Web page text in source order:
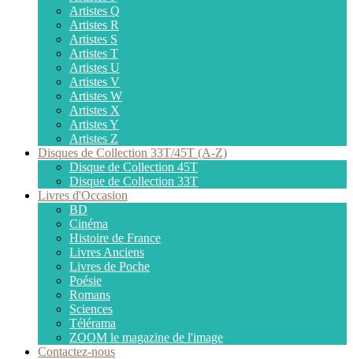
Artistes Q
Artistes R
Artistes S
Artistes T
Artistes U
Artistes V
Artistes W
Artistes X
Artistes Y
Artistes Z
Disques de Collection 33T/45T (A-Z)
Disque de Collection 45T
Disque de Collection 33T
Livres d'Occasion
BD
Cinéma
Histoire de France
Livres Anciens
Livres de Poche
Poésie
Romans
Sciences
Télérama
ZOOM le magazine de l'image
Contactez-nous